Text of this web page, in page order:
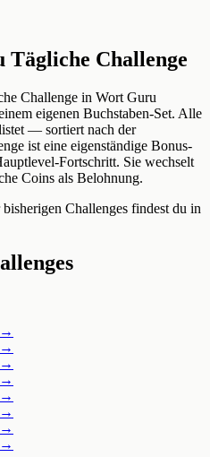
Challenge
Challenge in Wort Guru
eigenen Buchstaben-Set. Alle
— sortiert nach der
ist eine eigenständige Bonus-
Fortschritt. Sie wechselt
Coins als Belohnung.
Challenges findest du in
→
→
→
→
→
→
→
→